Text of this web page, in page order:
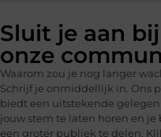
Sluit je aan bij
onze
Waarom zou je nog langer
Schrijf je onmiddellijk in. Ons
biedt een uitstekende
jouw stem te laten horen en je
een groter publiek te delen.